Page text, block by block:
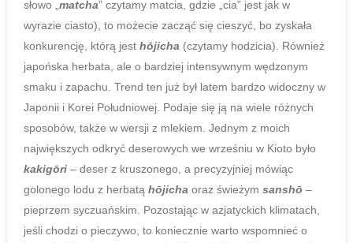
słowo „matcha” czytamy matcia, gdzie „cia” jest jak w
wyrazie ciasto), to możecie zacząć się cieszyć, bo zyskała
konkurencję, którą jest hōjicha (czytamy hodzicia). Również
japońska herbata, ale o bardziej intensywnym wędzonym
smaku i zapachu. Trend ten już był latem bardzo widoczny w
Japonii i Korei Południowej. Podaje się ją na wiele różnych
sposobów, także w wersji z mlekiem. Jednym z moich
największych odkryć deserowych we wrześniu w Kioto było
kakigōri – deser z kruszonego, a precyzyjniej mówiąc
golonego lodu z herbatą hōjicha oraz świeżym sanshō –
pieprzem syczuańskim. Pozostając w azjatyckich klimatach,
jeśli chodzi o pieczywo, to koniecznie warto wspomnieć o